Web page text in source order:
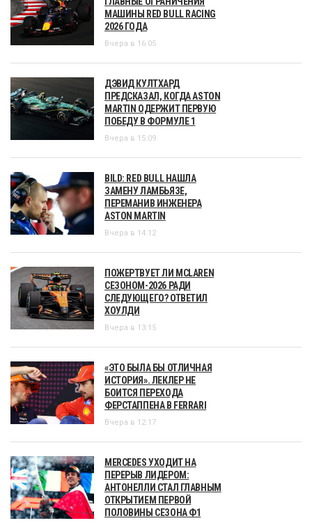
МАШИНЫ RED BULL RACING
2026 ГОДА
Вчера в 16:05
ДЭВИД КУЛТХАРД
ПРЕДСКАЗАЛ, КОГДА ASTON
MARTIN ОДЕРЖИТ ПЕРВУЮ
ПОБЕДУ В ФОРМУЛЕ 1
Вчера в 15:09
BILD: RED BULL НАШЛА
ЗАМЕНУ ЛАМБЬЯЗЕ,
ПЕРЕМАНИВ ИНЖЕНЕРА
ASTON MARTIN
Вчера в 14:12
ПОЖЕРТВУЕТ ЛИ MCLAREN
СЕЗОНОМ-2026 РАДИ
СЛЕДУЮЩЕГО? ОТВЕТИЛ
ХОУЛДИ
Вчера в 13:15
«ЭТО БЫЛА БЫ ОТЛИЧНАЯ
ИСТОРИЯ». ЛЕКЛЕР НЕ
БОИТСЯ ПЕРЕХОДА
ФЕРСТАППЕНА В FERRARI
Вчера в 12:17
MERCEDES УХОДИТ НА
ПЕРЕРЫВ ЛИДЕРОМ:
АНТОНЕЛЛИ СТАЛ ГЛАВНЫМ
ОТКРЫТИЕМ ПЕРВОЙ
ПОЛОВИНЫ СЕЗОНА Ф1